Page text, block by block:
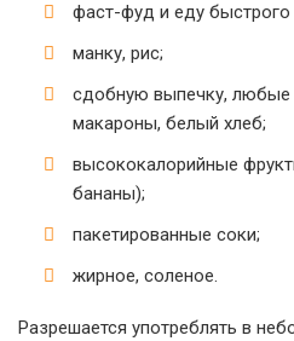
фаст-фуд и еду быстрого
манку, рис;
сдобную выпечку, любые
макароны, белый хлеб;
высококалорийные
бананы);
пакетированные соки;
жирное, соленое.
Разрешается употреблять в